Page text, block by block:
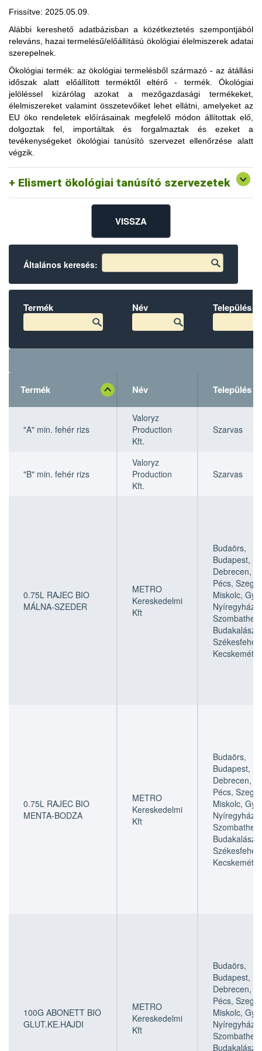
Frissítve: 2025.05.09.
Alábbi kereshető adatbázisban a közétkeztetés szempontjából
releváns, hazai termelésű/előállítású ökológiai élelmiszerek adatai
szerepelnek.
Ökológiai termék: az ökológiai termelésből származó - az átállási
időszak alatt előállított terméktől eltérő - termék. Ökológiai
jelöléssel kizárólag azokat a mezőgazdasági termékeket,
élelmiszereket valamint összetevőiket lehet ellátni, amelyeket az
EU öko rendeletek előírásainak megfelelő módon állítottak elő,
dolgoztak fel, importáltak és forgalmaztak és ezeket a
tevékenységeket ökológiai tanúsító szervezet ellenőrzése alatt
végzik.
Elismert ökológiai tanúsító szervezetek
A tanúsítványkeresők a Nébih honlapján keresztül is elérhetők
https://portal.nebih.gov.hu/-/reszvetel-az-ellenorzesi-
rendszerben
A kereső segítségével ellenőrizhető, hogy az ökológiai
jelöléssel ellátott termék előállítója valóban jogosult-e a
terméket bio/öko jelöléssel forgalomba hozni.
Biokontroll Hungária Nonprofit Kft. -
tanúsítványkereső
https://hu-oko-
01.hu/ACM/faces/form/portal/login/home_portallogin.x
html
Bio Garancia Kft. - tanúsítványkereső
https://www.easy-cert.com/htm/zertifikate.htm?
sprache=hu
VISSZA
Általános keresés:
Termék Név Település
Termék Név
Település
Név
Név
"A" min. fehér rizs
Valoryz
Production
Kft.
Szarvas
"B" min. fehér rizs
Valoryz
Production
Kft.
Szarvas
0.75L RAJEC BIO
MÁLNA-SZEDER
METRO
Kereskedelmi
Kft
Budaörs,
Budapest,
Debrecen,
Pécs,
Miskolc,
Nyíregyháza,
Szombathely,
Budakalász,
Kecskemét
0.75L RAJEC BIO
MENTA-BODZA
METRO
Kereskedelmi
Kft
Budaörs,
Budapest,
Debrecen,
Pécs,
Miskolc,
Nyíregyháza,
Szombathely,
Budakalász,
Kecskemét
100G ABONETT BIO
GLUT.KE.HAJDI
METRO
Kereskedelmi
Kft
Budaörs,
Budapest,
Debrecen,
Pécs,
Miskolc,
Nyíregyháza,
Szombathely,
Budakalász,